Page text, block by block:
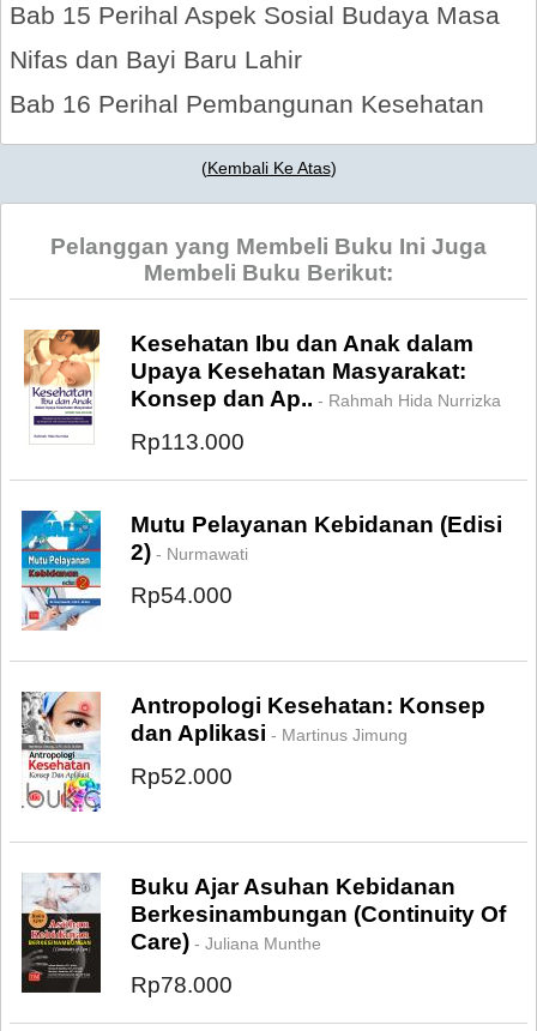
Bab 15 Perihal Aspek Sosial Budaya Masa
Nifas dan Bayi Baru Lahir
Bab 16 Perihal Pembangunan Kesehatan
(Kembali Ke Atas)
Pelanggan yang Membeli Buku Ini Juga
Membeli Buku Berikut:
Kesehatan Ibu dan Anak dalam
Upaya Kesehatan Masyarakat:
Konsep dan Ap.. - Rahmah Hida Nurrizka
Rp113.000
Mutu Pelayanan Kebidanan (Edisi
2) - Nurmawati
Rp54.000
Antropologi Kesehatan: Konsep
dan Aplikasi - Martinus Jimung
Rp52.000
Buku Ajar Asuhan Kebidanan
Berkesinambungan (Continuity Of
Care) - Juliana Munthe
Rp78.000